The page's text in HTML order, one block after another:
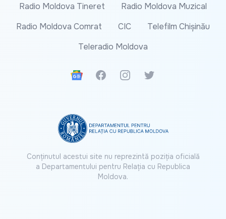
Radio Moldova Tineret
Radio Moldova Muzical
Radio Moldova Comrat
CIC
Telefilm Chișinău
Teleradio Moldova
Google News
FacebookInstagramTwitter
Conținutul acestui site nu reprezintă poziția oficială
a Departamentului pentru Relația cu Republica
Moldova.